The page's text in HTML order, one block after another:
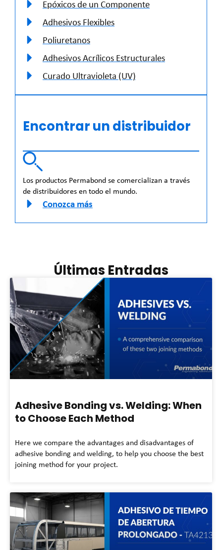
Epóxicos de un Componente
Adhesivos Flexibles
Poliuretanos
Adhesivos Acrílicos Estructurales
Curado Ultravioleta (UV)
Encontrar un distribuidor
Los productos Permabond se comercializan a través
de distribuidores en todo el mundo.
Conozca más
Últimas Entradas
Adhesive Bonding vs. Welding: When
to Choose Each Method
Here we compare the advantages and disadvantages of
adhesive bonding and welding, to help you choose the best
joining method for your project.